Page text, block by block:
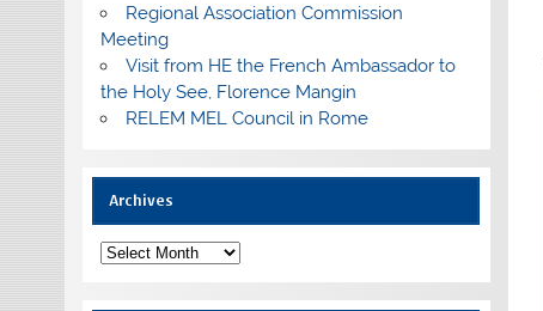
Regional Association Commission
Meeting
Visit from HE the French Ambassador to
the Holy See, Florence Mangin
RELEM MEL Council in Rome
Archives
Archives